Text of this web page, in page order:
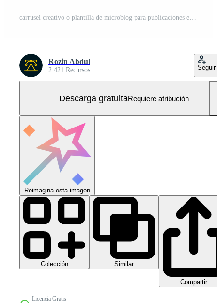
carrusel creativo o plantilla de microblog para publicaciones en redes sociales. banner premium y plantilla de alimentación para anuncios o publicaciones en redes sociales con tema azul degradado Vector Gratis y SVG Gratis
Rozin Abdul
2.421 Recursos Seguir
Descarga gratuitaRequiere atribución
Reimagina esta imagen
Colección Similar
Compartir
Licencia Gratis